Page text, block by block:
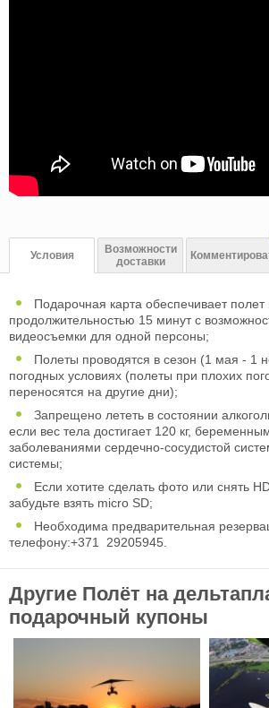
Условия
Возможности
доставки
Подарочная карта обеспечивает полет
продолжительностью 15 минут с
видеосъемки для одной персоны;
Полеты проводятся в сезон (1 мая - 1
погодных условиях (полеты при плохих
переносятся на другие дни);
Запрещено лететь в состоянии
если вес тела достигает 120 кг,
заболеваниями сердечно-сосудистой
системы;
Если хотите сделать фото или снять
забудьте взять micro SD;
Необходима предварительная
телефону:+371 29205945.
Другие Полёт на
подарочный купоны